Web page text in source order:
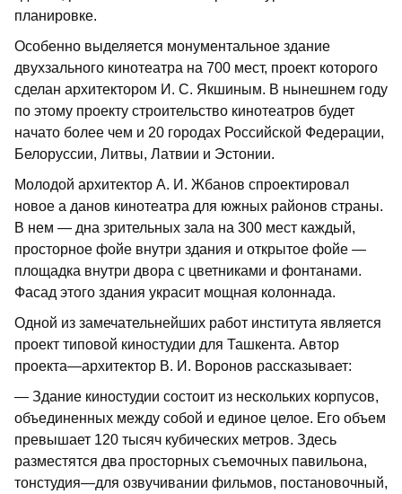
планировке.
Особенно выделяется монументальное здание
двухзального кинотеатра на 700 мест, проект которого
сделан архитектором И. С. Якшиным. В нынешнем году
по этому проекту строительство кинотеатров будет
начато более чем и 20 городах Российской Федерации,
Белоруссии, Литвы, Латвии и Эстонии.
Молодой архитектор А. И. Жбанов спроектировал
новое а данов кинотеатра для южных районов страны.
В нем — дна зрительных зала на 300 мест каждый,
просторное фойе внутри здания и открытое фойе —
площадка внутри двора с цветниками и фонтанами.
Фасад этого здания украсит мощная колоннада.
Одной из замечательнейших работ института является
проект типовой киностудии для Ташкента. Автор
проекта—архитектор В. И. Воронов рассказывает:
— Здание киностудии состоит из нескольких корпусов,
объединенных между собой и единое целое. Его объем
превышает 120 тысяч кубических метров. Здесь
разместятся два просторных съемочных павильона,
тонстудия—для озвучивании фильмов, постановочный,